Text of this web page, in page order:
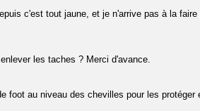
c'est tout jaune, et je n'arrive pas à la faire
les taches ? Merci d'avance.
foot au niveau des chevilles pour les protéger